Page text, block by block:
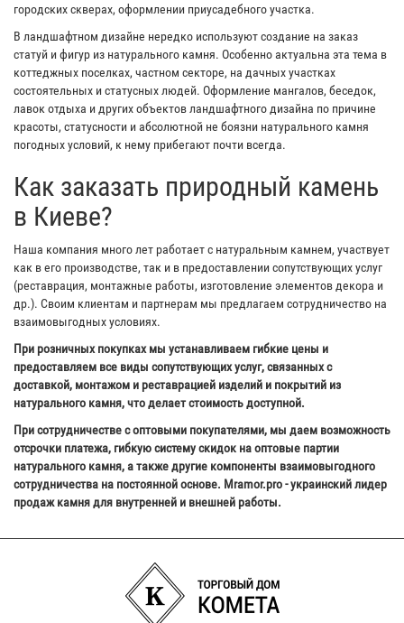
городских скверах, оформлении приусадебного участка.
В ландшафтном дизайне нередко используют создание на заказ
статуй и фигур из натурального камня. Особенно актуальна эта тема в
коттеджных поселках, частном секторе, на дачных участках
состоятельных и статусных людей. Оформление мангалов, беседок,
лавок отдыха и других объектов ландшафтного дизайна по причине
красоты, статусности и абсолютной не боязни натурального камня
погодных условий, к нему прибегают почти всегда.
Как заказать природный камень
в Киеве?
Наша компания много лет работает с натуральным камнем, участвует
как в его производстве, так и в предоставлении сопутствующих услуг
(реставрация, монтажные работы, изготовление элементов декора и
др.). Своим клиентам и партнерам мы предлагаем сотрудничество на
взаимовыгодных условиях.
При розничных покупках мы устанавливаем гибкие цены и
предоставляем все виды сопутствующих услуг, связанных с
доставкой, монтажом и реставрацией изделий и покрытий из
натурального камня, что делает стоимость доступной.
При сотрудничестве с оптовыми покупателями, мы даем возможность
отсрочки платежа, гибкую систему скидок на оптовые партии
натурального камня, а также другие компоненты взаимовыгодного
сотрудничества на постоянной основе. Mramor.pro - украинский лидер
продаж камня для внутренней и внешней работы.